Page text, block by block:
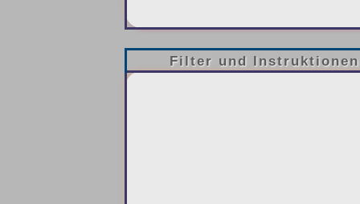
Filter und Instruktionen